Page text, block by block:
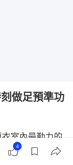
做足預準功
室內最勤力的
練時間認真不
4